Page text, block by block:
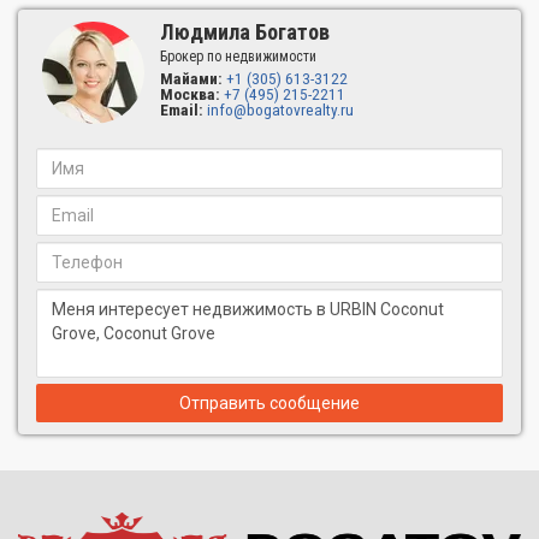
Застройщиком предусмотрены выгодные и гибкие условия
договора об обратной аренде со сроком на 5 лет, с
возможностью продления. Владелец получает чистую
годовую прибыль в размере 7% от первоначальной стоимости
жилья. Персонал полностью берёт на себя заботу по процессу
управления и приоритетной сдачи квартиры в аренду.
При этом вы не только получаете пассивный доход, но и
сохраняете право использовать жильё до 90 дней в году. За
каждые 30 дней использования годовая ставка аренды
уменьшается на 1%.
Район пользуется повышенным спросом и привлекателен для
туристов. В 2020 году более 11,6 млн гостей посетили Coconut
Grove и 70 % остались более чем на сутки.
Residences
Со второго по пятый этаж будут расположены 54 резиденции,
которые представлены в восьми вариантах планировки от A
Людмила Богатов
Брокер по недвижимости
Майами: +1 (305) 613-3122
Москва: +7 (495) 215-2211
Email: info@bogatovrealty.ru
Отправить сообщение